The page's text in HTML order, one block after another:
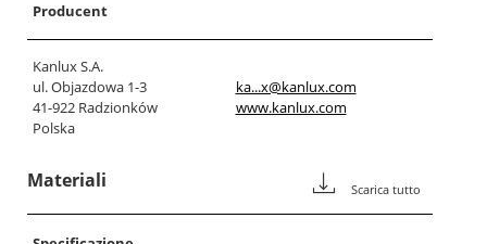
Producent
Kanlux S.A.
ul. Objazdowa 1-3
41-922 Radzionków
Polska
ka...x@kanlux.com
www.kanlux.com
Materiali Scarica tutto